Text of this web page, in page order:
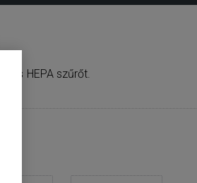
és HEPA szűrőt.